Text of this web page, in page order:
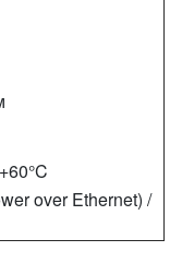
over Ethernet) /